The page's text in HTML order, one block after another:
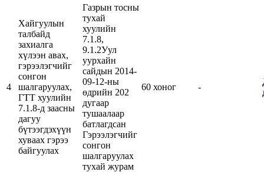
4
Хайгуулын
талбайд
захиалга
хүлээн авах,
гэрээлэгчийг
сонгон
шалгаруулах,
ГТТ хуулийн
7.1.8-д заасны
дагуу
бүтээгдэхүүн
хуваах гэрээ
байгуулах
Газрын тосны
тухай
хуулийн
7.1.8,
9.1.2Уул
уурхайн
сайдын 2014-
09-12-ны
өдрийн 202
дугаар
тушаалаар
батлагдсан
Гэрээлэгчийг
сонгон
шалгаруулах
тухай журам
60 хоног -